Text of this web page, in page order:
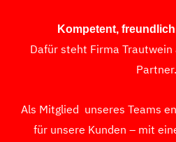
Kompetent,
Dafür steht Firma Trautwein
Partner.
Als Mitglied unseres Teams
für unsere Kunden – mit